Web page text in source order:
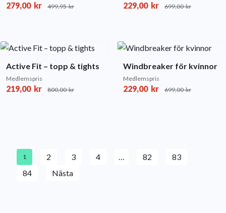
279,00 kr 499,95kr 229,00 kr 699,00kr
Active Fit – topp & tights
Medlemspris
219,00 kr 800,00kr
Windbreaker för kvinnor
Medlemspris
229,00 kr 699,00kr
1 2 3 4 … 82
83
84
Nästa